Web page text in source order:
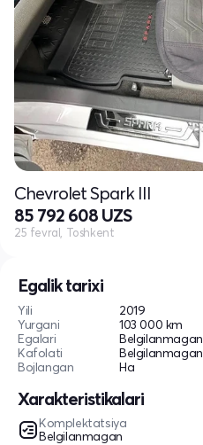
Egalik tarixi
Yili
2019
Yurgani
103 000 km
Egalari
Belgilanmagan
Kafolati
Belgilanmagan
Bojlangan
Ha
Xarakteristikalari
Komplektatsiya
Belgilanmagan
Chevrolet Spark III
85 792 608 UZS
25 fevral, Toshkent